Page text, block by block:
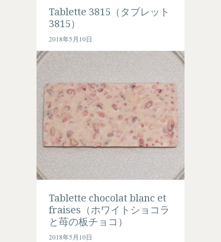
Tablette 3815（タブレット
3815）
2018年5月10日
Tablette chocolat blanc et
fraises（ホワイトショコラ
と苺の板チョコ）
2018年5月10日